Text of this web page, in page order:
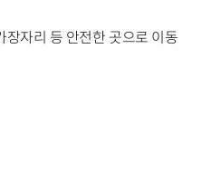
장자리 등 안전한 곳으로 이동